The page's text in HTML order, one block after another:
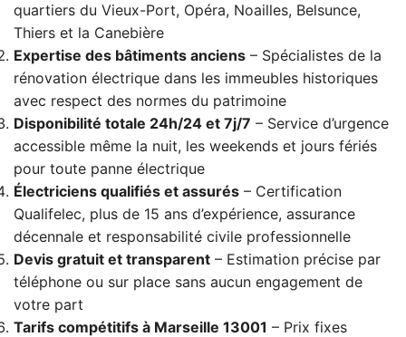
quartiers du Vieux-Port, Opéra, Noailles, Belsunce,
Thiers et la Canebière
Expertise des bâtiments anciens – Spécialistes de la
rénovation électrique dans les immeubles historiques
avec respect des normes du patrimoine
Disponibilité totale 24h/24 et 7j/7 – Service d’urgence
accessible même la nuit, les weekends et jours fériés
pour toute panne électrique
Électriciens qualifiés et assurés – Certification
Qualifelec, plus de 15 ans d’expérience, assurance
décennale et responsabilité civile professionnelle
Devis gratuit et transparent – Estimation précise par
téléphone ou sur place sans aucun engagement de
votre part
Tarifs compétitifs à Marseille 13001 – Prix fixes